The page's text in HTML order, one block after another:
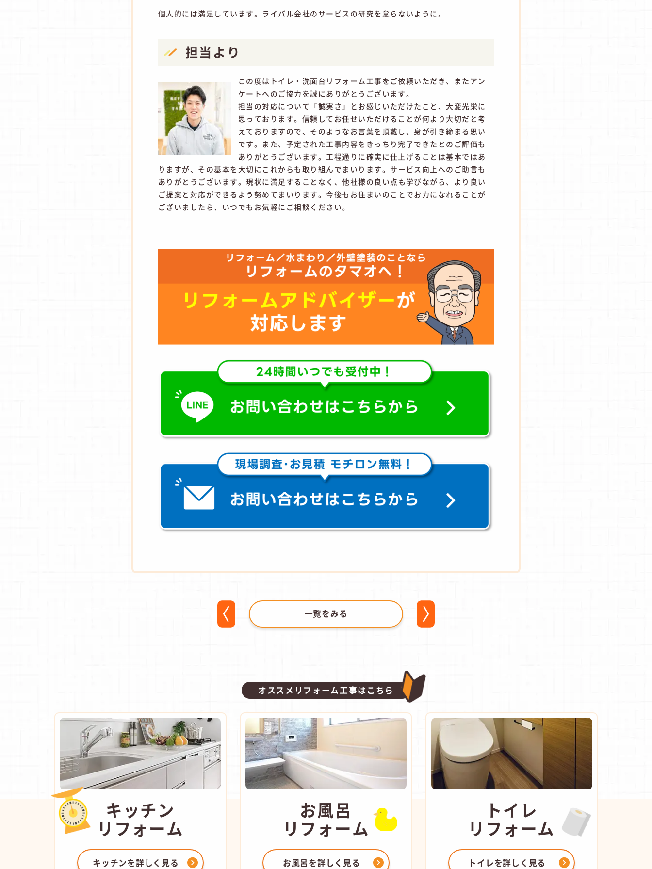
個人的には満足しています。ライバル会社のサービスの研究を怠らないように。
担当より
この度はトイレ・洗面台リフォーム工事をご依頼いただき、またアン
ケートへのご協力を誠にありがとうございます。
担当の対応について「誠実さ」とお感じいただけたこと、大変光栄に
思っております。信頼してお任せいただけることが何より大切だと考
えておりますので、そのようなお言葉を頂戴し、身が引き締まる思い
です。また、予定された工事内容をきっちり完了できたとのご評価も
ありがとうございます。工程通りに確実に仕上げることは基本ではあ
りますが、その基本を大切にこれからも取り組んでまいります。サービス向上へのご助言も
ありがとうございます。現状に満足することなく、他社様の良い点も学びながら、より良い
ご提案と対応ができるよう努めてまいります。今後もお住まいのことでお力になれることが
ございましたら、いつでもお気軽にご相談ください。
一覧をみる
オススメリフォーム工事はこちら
キッチン
リフォーム
キッチンを詳しく見る
お風呂
リフォーム
お風呂を詳しく見る
トイレ
リフォーム
トイレを詳しく見る